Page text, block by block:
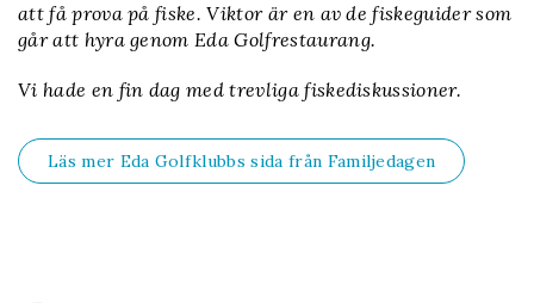
att få prova på fiske. Viktor är en av de fiskeguider som
går att hyra genom Eda Golfrestaurang.
Vi hade en fin dag med trevliga fiskediskussioner.
Läs mer Eda Golfklubbs sida från Familjedagen